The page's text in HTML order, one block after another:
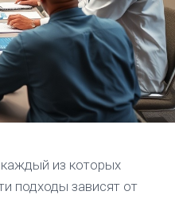
из которых
подходы зависят от